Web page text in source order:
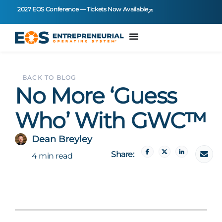
2027 EOS Conference — Tickets Now Available
BACK TO BLOG
No More ‘Guess
Who’ With GWC™
Dean Breyley
4 min read Share: